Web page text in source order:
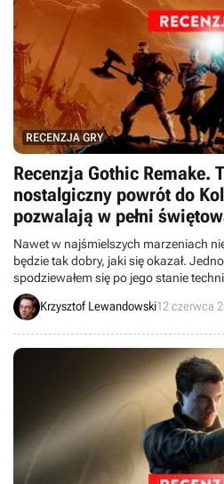
RECENZJA GRY
Recenzja Gothic Remake.
nostalgiczny powrót do
pozwalają w pełni
Nawet w najśmielszych marzeniach
będzie tak dobry, jaki się okazał.
spodziewałem się po jego stanie
Krzysztof Lewandowski12 czerwca